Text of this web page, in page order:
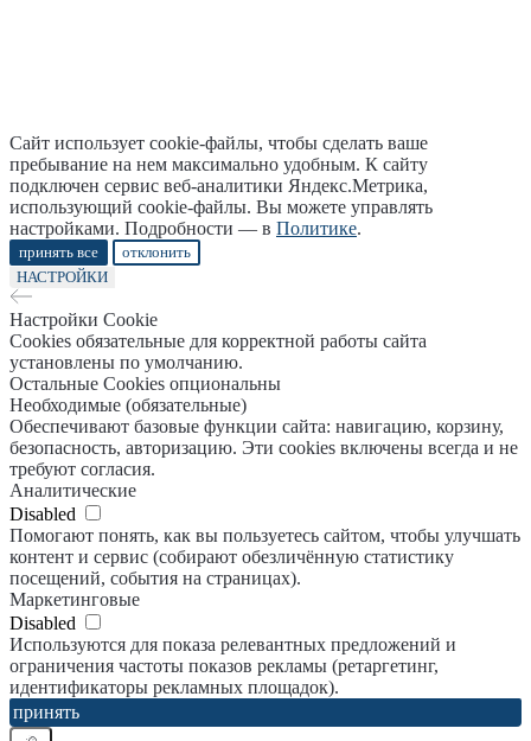
Сайт использует cookie-файлы, чтобы сделать ваше
пребывание на нем максимально удобным. К cайту
подключен сервис веб-аналитики Яндекс.Метрика,
использующий cookie-файлы. Вы можете управлять
настройками. Подробности — в Политике.
принять все
отклонить
НАСТРОЙКИ
Настройки Cookie
Cookies обязательные для корректной работы сайта
установлены по умолчанию.
Остальные Cookies опциональны
Необходимые (обязательные)
Обеспечивают базовые функции сайта: навигацию, корзину,
безопасность, авторизацию. Эти cookies включены всегда и не
требуют согласия.
Аналитические
Disabled
Помогают понять, как вы пользуетесь сайтом, чтобы улучшать
контент и сервис (собирают обезличённую статистику
посещений, события на страницах).
Маркетинговые
Disabled
Используются для показа релевантных предложений и
ограничения частоты показов рекламы (ретаргетинг,
идентификаторы рекламных площадок).
принять